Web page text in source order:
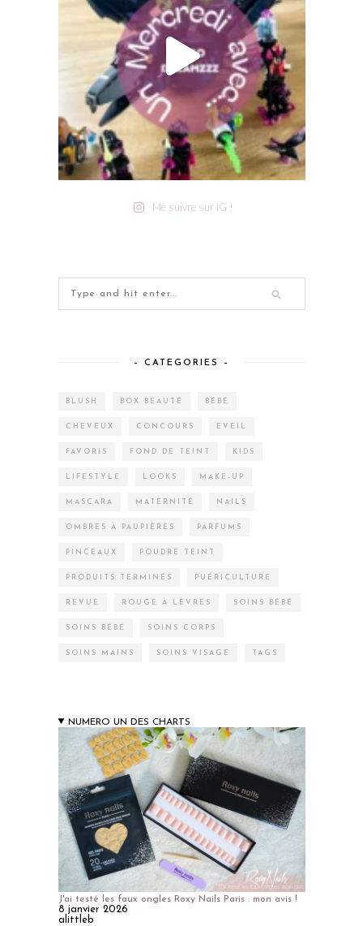
Me suivre sur IG !
– CATEGORIES –
BLUSH BOX BEAUTÉ BÉBÉ
CHEVEUX CONCOURS EVEIL
FAVORIS FOND DE TEINT KIDS
LIFESTYLE LOOKS MAKE-UP
MASCARA MATERNITÉ NAILS
OMBRES À PAUPIÈRES PARFUMS
PINCEAUX POUDRE TEINT
PRODUITS TERMINÉS PUÉRICULTURE
REVUE ROUGE À LÈVRES SOINS BÉBÉ
SOINS BÉBÉ SOINS CORPS
SOINS MAINS SOINS VISAGE TAGS
NUMERO UN DES CHARTS
J'ai testé les faux ongles Roxy Nails Paris : mon avis !
8 janvier 2026
alittleb